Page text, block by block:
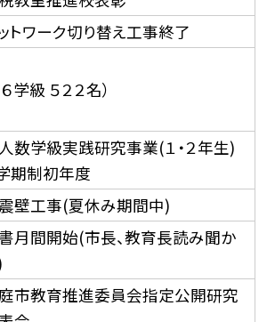
トワーク切り替え工事終了
学級 ５２２名）
数学級実践研究事業(１・２年生)
期制初年度
壁工事(夏休み期間中)
月間開始(市長、教育長読み聞か
市教育推進委員会指定公開研究